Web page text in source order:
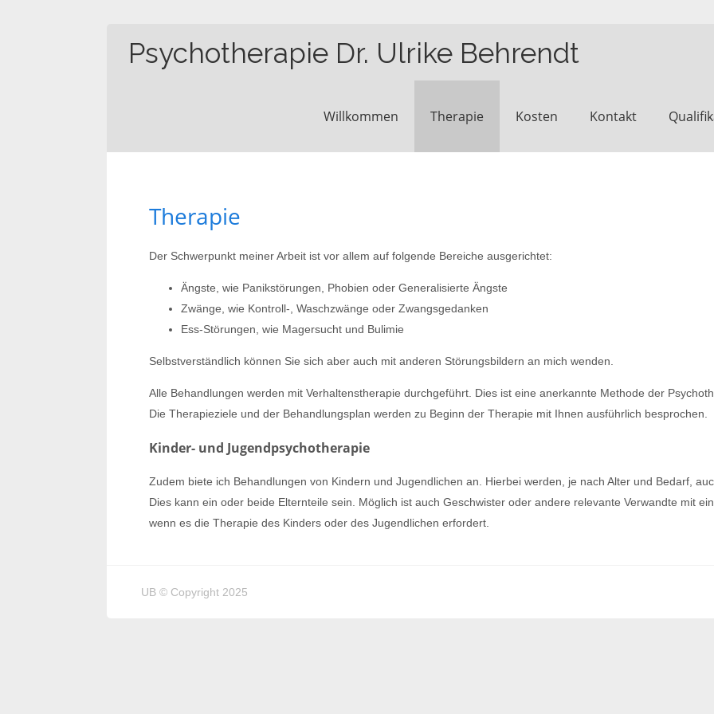
Psychotherapie Dr. Ulrike Behrendt
Willkommen Therapie Kosten Kontakt
Therapie
Der Schwerpunkt meiner Arbeit ist vor allem auf folgende Bereiche ausgerichtet:
Ängste, wie Panikstörungen, Phobien oder Generalisierte Ängste
Zwänge, wie Kontroll-,­ Waschzwänge oder Zwangsgedanken
Ess­-Störungen, wie Magersucht und Bulimie
Selbstverständlich können Sie sich aber auch mit anderen Störungsbildern an mich wenden.
Alle Behandlungen werden mit Verhaltenstherapie durchgeführt. Dies ist eine anerkannte Methode der
Die Therapieziele und der Behandlungsplan werden zu Beginn der Therapie mit Ihnen ausführlich besprochen.
Kinder- und Jugendpsychotherapie
Zudem biete ich Behandlungen von Kindern und Jugendlichen an. Hierbei werden, je nach Alter und Bedarf,
Dies kann ein oder beide Elternteile sein. Möglich ist auch Geschwister oder andere relevante Verwandte mit
wenn es die Therapie des Kinders oder des Jugendlichen erfordert.
UB © Copyright 2025